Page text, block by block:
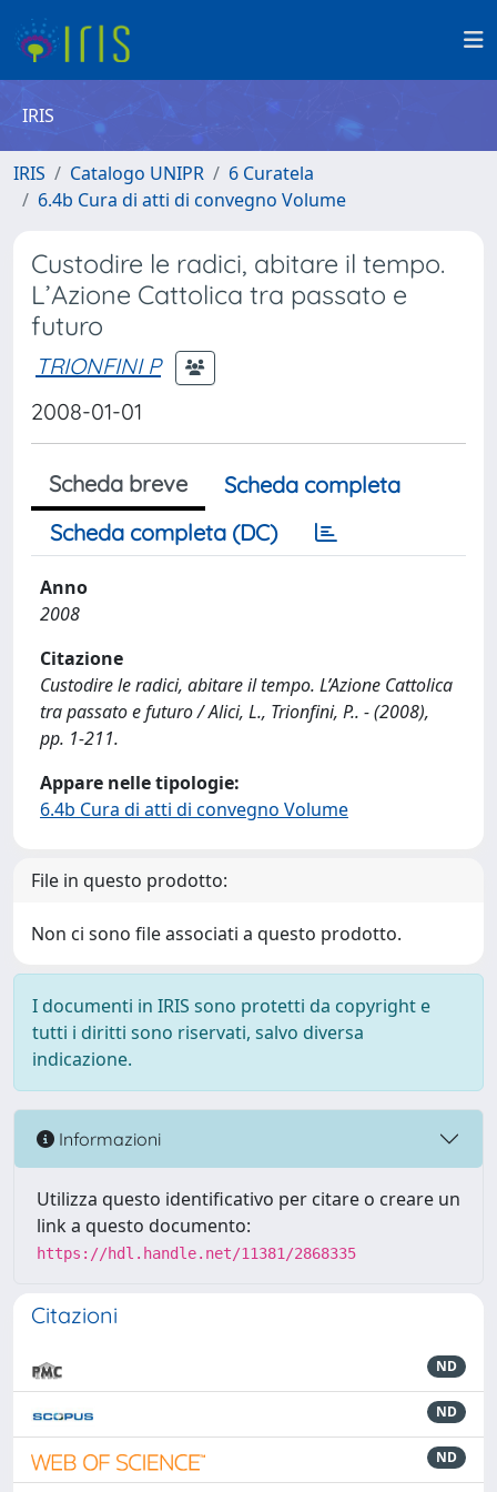
IRIS
IRIS Catalogo UNIPR
6 Curatela
6.4b Cura di atti di convegno Volume
Custodire le radici, abitare il tempo.
L’Azione Cattolica tra passato e
futuro
TRIONFINI P
2008-01-01
Scheda breve
Scheda completa
Scheda completa (DC)
Anno
2008
Citazione
Custodire le radici, abitare il tempo. L’Azione Cattolica
tra passato e futuro / Alici, L., Trionfini, P.. - (2008),
pp. 1-211.
Appare nelle tipologie:
6.4b Cura di atti di convegno Volume
File in questo prodotto:
Non ci sono file associati a questo prodotto.
I documenti in IRIS sono protetti da copyright e
tutti i diritti sono riservati, salvo diversa
indicazione.
Informazioni
Utilizza questo identificativo per citare o creare un
link a questo documento:
https://hdl.handle.net/11381/2868335
Citazioni
ND
ND
ND